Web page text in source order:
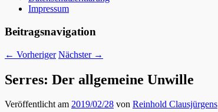
Impressum
Beitragsnavigation
← Vorheriger Nächster →
Serres: Der allgemeine Unwille
Veröffentlicht am 2019/02/28 von Reinhold Clausjürgens